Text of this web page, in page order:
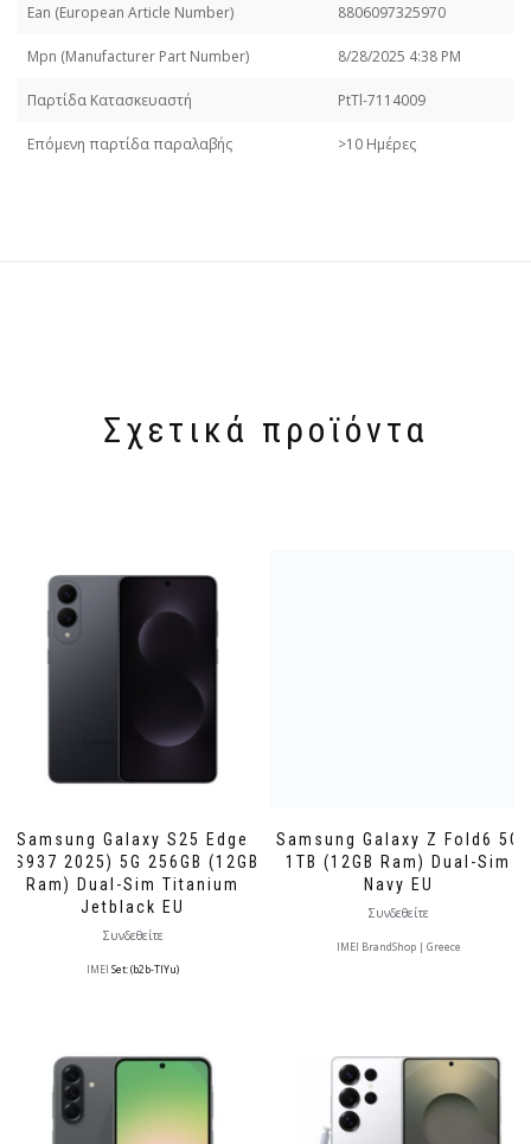
Εan (European Article Number) 8806097325970
Mpn (Manufacturer Part Number) 8/28/2025 4:38 PM
Παρτίδα Κατασκευαστή PtTl-7114009
Επόμενη παρτίδα παραλαβής >10 Ημέρες
Σχετικά προϊόντα
Samsung Galaxy S25 Edge
(S937 2025) 5G 256GB (12GB
Ram) Dual-Sim Titanium
Jetblack EU
Συνδεθείτε
IMEI Set: (b2b-TlYu)
Samsung Galaxy Z Fold6 5G
1TB (12GB Ram) Dual-Sim
Navy EU
Συνδεθείτε
IMEI BrandShop | Greece